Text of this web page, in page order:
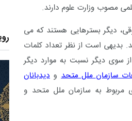
مصوب وزارت علوم دارند.
دیگر بسترهایی هستند که می
بدیهی است از نظر تعداد کلمات
سوی دیگر نسبت به موارد دیگر
سازمان ملل متحدو دیدبانان
مربوط به سازمان ملل متحد و